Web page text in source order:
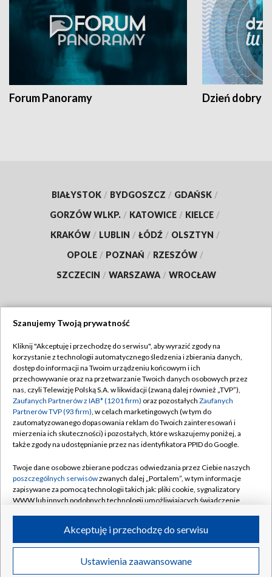
Forum Panoramy Dzień dobry
BIAŁYSTOK / BYDGOSZCZ / GDAŃSK /
GORZÓW WLKP. / KATOWICE / KIELCE /
KRAKÓW / LUBLIN / ŁÓDŹ / OLSZTYN /
OPOLE / POZNAŃ / RZESZÓW /
SZCZECIN / WARSZAWA / WROCŁAW
TVP
Abonament TVP
Emisja w TVP
Centrum informacji TVP
Naziemna Telewizja Cyfrowa
Rada Programowa
System NOS
Informacje o nadawcy
Program dla prasy
Ogłoszenie przetargowe
Regulamin TVP
Polityka prywatności
Moje zgody
Pomoc
Kontakt
Kanały
©2026 Telewizja Polska S.A. w likwidacji
Szanujemy Twoją prywatność
Kliknij "Akceptuję i przechodzę do serwisu", aby wyrazić zgody na
korzystanie z technologii automatycznego śledzenia i zbierania danych,
dostęp do informacji na Twoim urządzeniu końcowym i ich
przechowywanie oraz na przetwarzanie Twoich danych osobowych przez
nas, czyli Telewizję Polską S.A. w likwidacji (zwaną dalej również „TVP”),
Zaufanych Partnerów z IAB* (1201 firm) oraz pozostałych Zaufanych
Partnerów TVP (93 firm), w celach marketingowych (w tym do
zautomatyzowanego dopasowania reklam do Twoich zainteresowań i
mierzenia ich skuteczności) i pozostałych, które wskazujemy poniżej, a
także zgody na udostępnianie przez nas identyfikatora PPID do Google.
Twoje dane osobowe zbierane podczas odwiedzania przez Ciebie naszych
poszczególnych serwisówzwanych dalej „Portalem”, w tym informacje
zapisywane za pomocą technologii takich jak: pliki cookie, sygnalizatory
WWW lub innych podobnych technologii umożliwiających świadczenie
ruchu w Internecie.
Twoje dane osobowe zbierane podczas odwiedzania przez Ciebie
poszczególnych serwisówna Portalu, takie jak adresy IP, identyfikatory
Ustawienia zaawansowane
Akceptuję i przechodzę do serwisu